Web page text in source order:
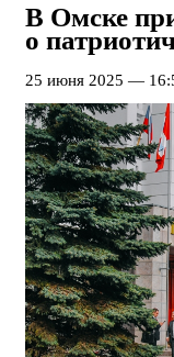
В Омске
о
25 июня 2025 —